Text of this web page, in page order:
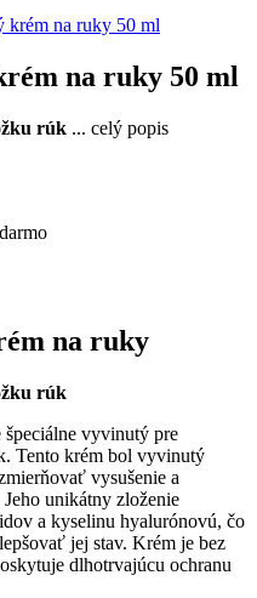
na ruky 50 ml
rúk ... celý popis
na ruky
rúk
vyvinutý pre
Tento krém bol vyvinutý
vysušenie a
unikátny zloženie
a kyselinu hyalurónovú, čo
jej stav. Krém je bez
dlhotrvajúcu ochranu